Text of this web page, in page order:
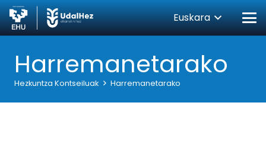
Euskara
Harremanetarako
Hezkuntza Kontseiluak Harremanetarako